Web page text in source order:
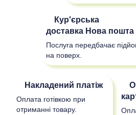
Кур'єрська
доставка Нова пошта
Послуга передбачає
на поверх.
Накладений платіж
Оплата готівкою при
отриманні товару.